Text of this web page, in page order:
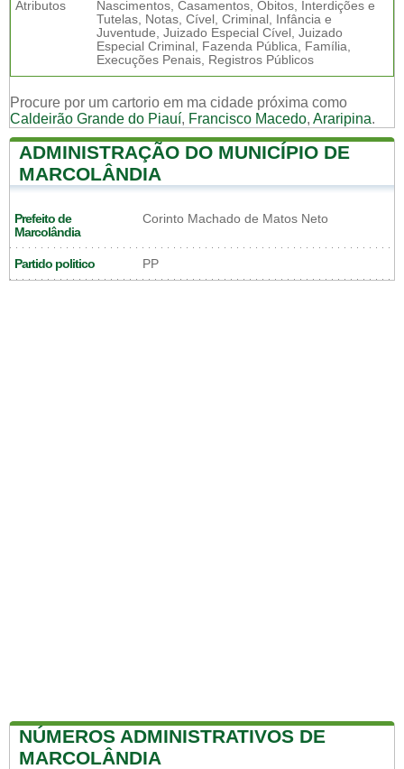
Atributos
Nascimentos, Casamentos, Óbitos, Interdições e
Tutelas, Notas, Cível, Criminal, Infância e
Juventude, Juizado Especial Cível, Juizado
Especial Criminal, Fazenda Pública, Família,
Execuções Penais, Registros Públicos
Procure por um cartorio em ma cidade próxima como
Caldeirão Grande do Piauí, Francisco Macedo, Araripina.
ADMINISTRAÇÃO DO MUNICÍPIO DE
MARCOLÂNDIA
Prefeito de
Marcolândia
Corinto Machado de Matos Neto
Partido politico PP
NÚMEROS ADMINISTRATIVOS DE
MARCOLÂNDIA